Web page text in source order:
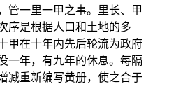
管一里一甲之事。里长、甲
序是根据人口和土地的多
甲在十年内先后轮流为政府
一年，有九年的休息。每隔
减重新编写黄册，使之合于